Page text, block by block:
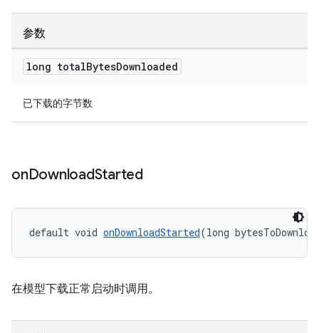
参数
long totalBytesDownloaded
已下载的字节数
onDownloadStarted
default void onDownloadStarted(long
在模型下载正常启动时调用。